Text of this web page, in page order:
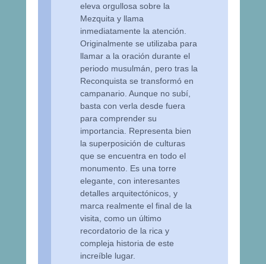
eleva orgullosa sobre la
Mezquita y llama
inmediatamente la atención.
Originalmente se utilizaba para
llamar a la oración durante el
periodo musulmán, pero tras la
Reconquista se transformó en
campanario. Aunque no subí,
basta con verla desde fuera
para comprender su
importancia. Representa bien
la superposición de culturas
que se encuentra en todo el
monumento. Es una torre
elegante, con interesantes
detalles arquitectónicos, y
marca realmente el final de la
visita, como un último
recordatorio de la rica y
compleja historia de este
increíble lugar.